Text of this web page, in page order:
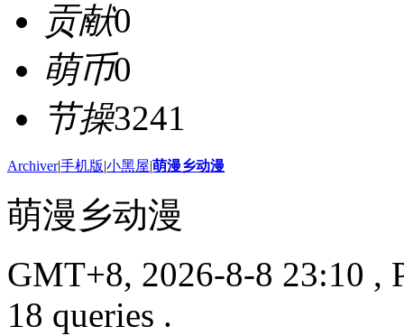
贡献0
萌币0
节操3241
Archiver|手机版|小黑屋|萌漫乡动漫
萌漫乡动漫
GMT+8, 2026-8-8 23:10 ,
18 queries .